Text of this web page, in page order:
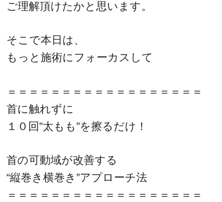
ご理解頂けたかと思います。
そこで本日は、
もっと施術にフォーカスして
＝＝＝＝＝＝＝＝＝＝＝＝＝＝＝＝＝＝
首に触れずに
１０回”太もも”を擦るだけ！
首の可動域が改善する
“縦巻き横巻き”アプローチ法
＝＝＝＝＝＝＝＝＝＝＝＝＝＝＝＝＝＝